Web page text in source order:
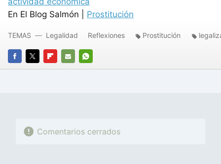
En El Blog Salmón | Prostitución
FACEBOOK
TWITTERFLIPBOARD
E-
WHATSAPP
TEMAS Legalidad Reflexiones Prostitución
Comentarios cerrados